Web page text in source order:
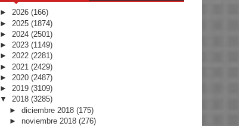
► 2026 (166)
► 2025 (1874)
► 2024 (2501)
► 2023 (1149)
► 2022 (2281)
► 2021 (2429)
► 2020 (2487)
► 2019 (3109)
▼ 2018 (3285)
► diciembre 2018 (175)
► noviembre 2018 (276)